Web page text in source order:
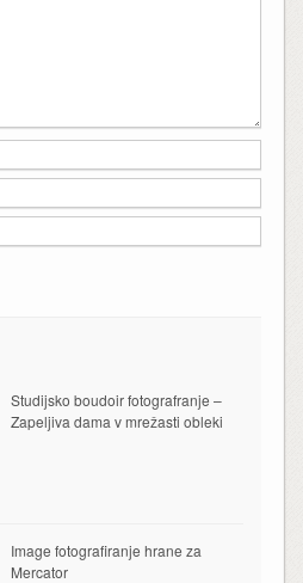
Studijsko boudoir fotografranje –
Zapeljiva dama v mrežasti obleki
Image fotografiranje hrane za
Mercator